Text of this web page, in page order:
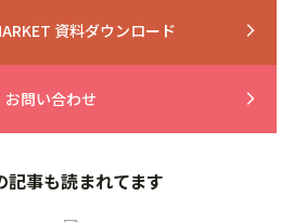
資料ダウンロード arrow_forward_ios
お問い合わせ arrow_forward_ios
記事も読まれてます